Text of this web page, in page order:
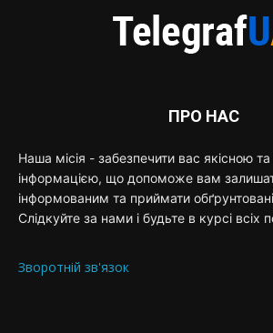
ПРО НАС
Наша місія - забезпечити вас якісною
інформацією, що допоможе вам
інформованим та приймати
Слідкуйте за нами і будьте в курсі всіх
Зворотній зв'язок